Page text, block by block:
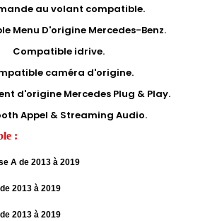
au volant compatible.
Menu D'origine Mercedes-Benz.
Compatible idrive.
caméra d'origine.
d'origine Mercedes Plug & Play.
Appel & Streaming Audio.
:
A de 2013 à 2019
2013 à 2019
2013 à 2019